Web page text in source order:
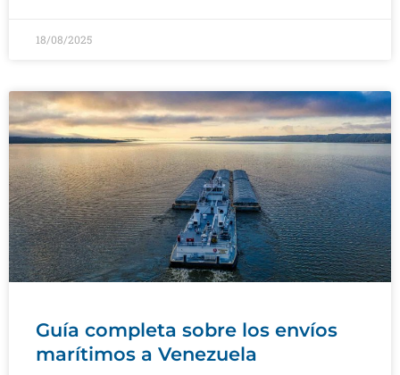
18/08/2025
Guía completa sobre los envíos
marítimos a Venezuela